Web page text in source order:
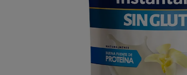
9.
queso
. papa